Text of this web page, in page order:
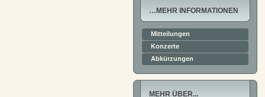
…MEHR INFORMATIONEN
Mitteilungen
Konzerte
Abkürzungen
MEHR ÜBER...